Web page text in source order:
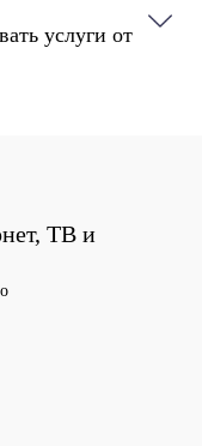
услуги от
ТВ и